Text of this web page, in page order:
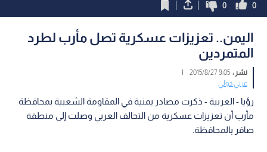
0
0
اليمن.. تعزيزات عسكرية تصل مأرب لطرد
المتمردين
نشر :9:05 2015/8/27
|
عربي دولي
رؤيا - العربية - ذكرت مصادر يمنية في المقاومة الشعبية بمحافظة
مأرب أن تعزيزات عسكرية من التحالف العربي وصلت إلى منطقة
صافر بالمحافظة.